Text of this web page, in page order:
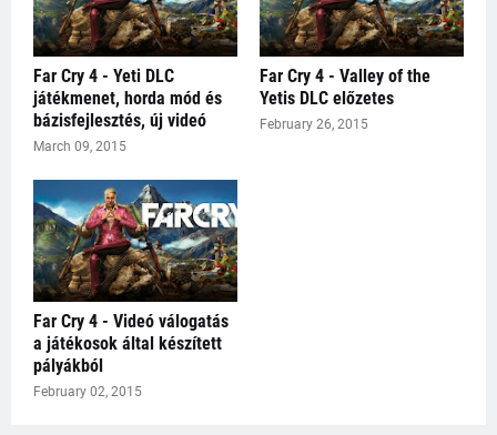
Far Cry 4 - Yeti DLC
játékmenet, horda mód és
bázisfejlesztés, új videó
March 09, 2015
Far Cry 4 - Valley of the
Yetis DLC előzetes
February 26, 2015
Far Cry 4 - Videó válogatás
a játékosok által készített
pályákból
February 02, 2015